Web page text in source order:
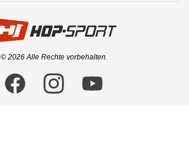
logo
© 2026 Alle Rechte vorbehalten.
FacebookInstagramYouTube